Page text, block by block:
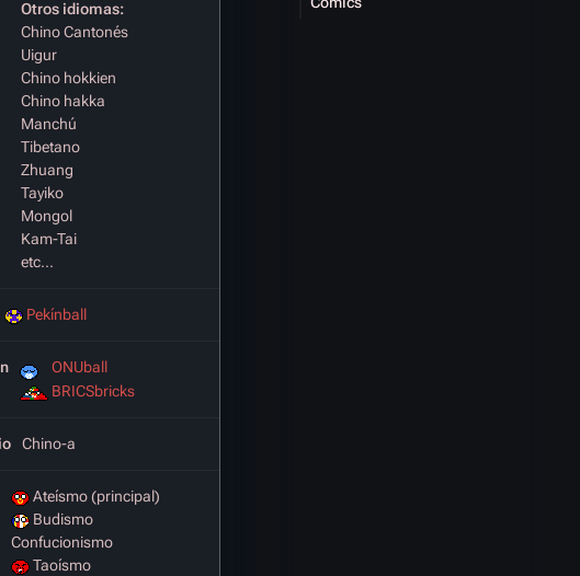
Otros idiomas:
Chino Cantonés
Uigur
Chino hokkien
Chino hakka
Manchú
Tibetano
Zhuang
Tayiko
Mongol
Kam-Tai
etc...
Pekínball
ONUball
BRICSbricks
Chino-a
Ateísmo (principal)
Budismo
Confucionismo
Taoísmo